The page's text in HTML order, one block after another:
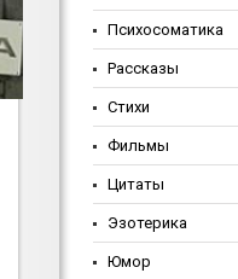
Психосоматика
Рассказы
Стихи
Фильмы
Цитаты
Эзотерика
Юмор